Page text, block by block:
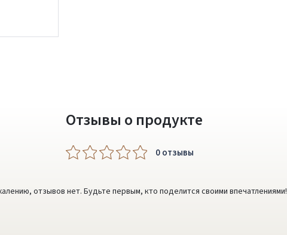
Отзывы о продукте
0 oтзывы
отзывов нет. Будьте первым, кто поделится своими впечатлениями!
Dar neturite paskyros? Registruokites